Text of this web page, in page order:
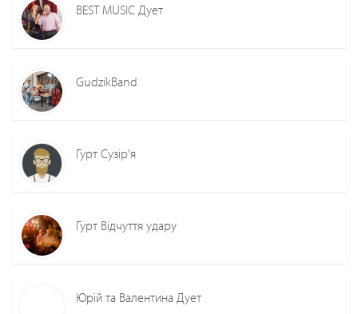
BEST MUSIC Дует
GudzikBand
Гурт Сузір'я
Гурт Відчуття удару
Юрій та Валентина Дует